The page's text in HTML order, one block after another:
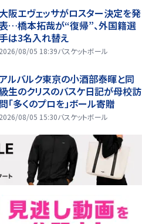
大阪エヴェッサがロスター決定を発
…橋本拓哉が“復帰”、外国籍選
は3名入れ替え
2026/08/05 18:39バスケットボール
アルバルク東京の小酒部泰暉と同
生のクリスのバスケ日記が母校訪
問「多くのプロを」ボール寄贈
2026/08/05 15:30バスケットボール